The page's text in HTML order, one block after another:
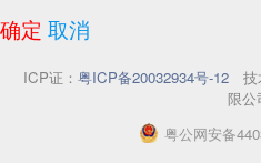
确定 取消
ICP证： 粤ICP备20032934号-12 技
限公
粤公网安备